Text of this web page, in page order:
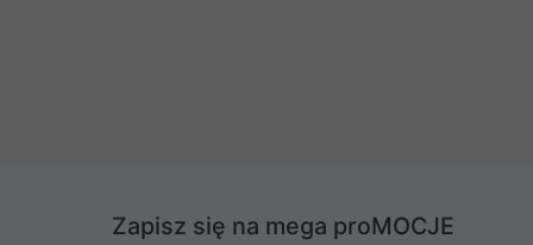
Zapisz się na mega proMOCJE